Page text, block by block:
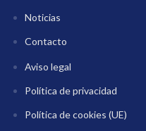
Noticias
Contacto
Aviso legal
Política de privacidad
Política de cookies (UE)